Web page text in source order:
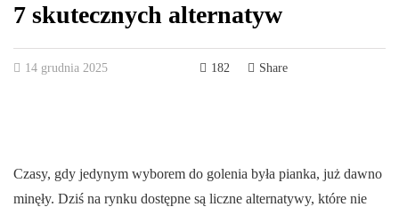
7 skutecznych alternatyw
14 grudnia 2025 182 Share
Czasy, gdy jedynym wyborem do golenia była pianka, już dawno
minęły. Dziś na rynku dostępne są liczne alternatywy, które nie